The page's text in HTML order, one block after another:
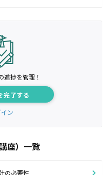
進捗を管理！
完了する
ン
座）一覧
の必要性